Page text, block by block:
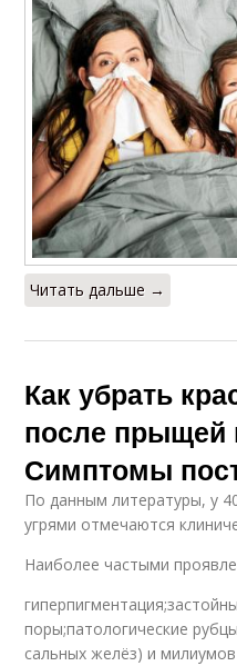
Читать дальше →
Как убрать
после прыщей
Симптомы
По данным литературы, у
угрями отмечаются
Наиболее частыми
поры;патологические
сальных желёз) и